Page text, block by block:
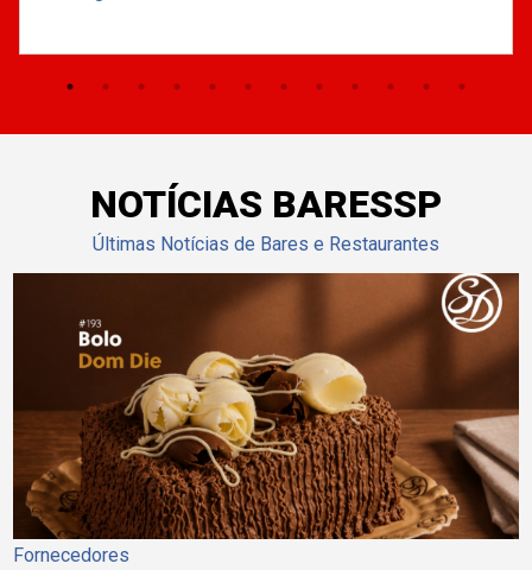
NOTÍCIAS BARESSP
Últimas Notícias de Bares e Restaurantes
Fornecedores